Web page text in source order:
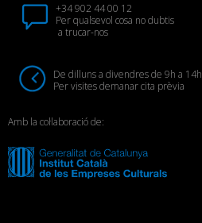
+34 902 44 00 12
Per qualsevol cosa no dubtis
a trucar-nos
De dilluns a divendres de 9h a 14h
Per visites demanar cita prèvia
Amb la col·laboració de: